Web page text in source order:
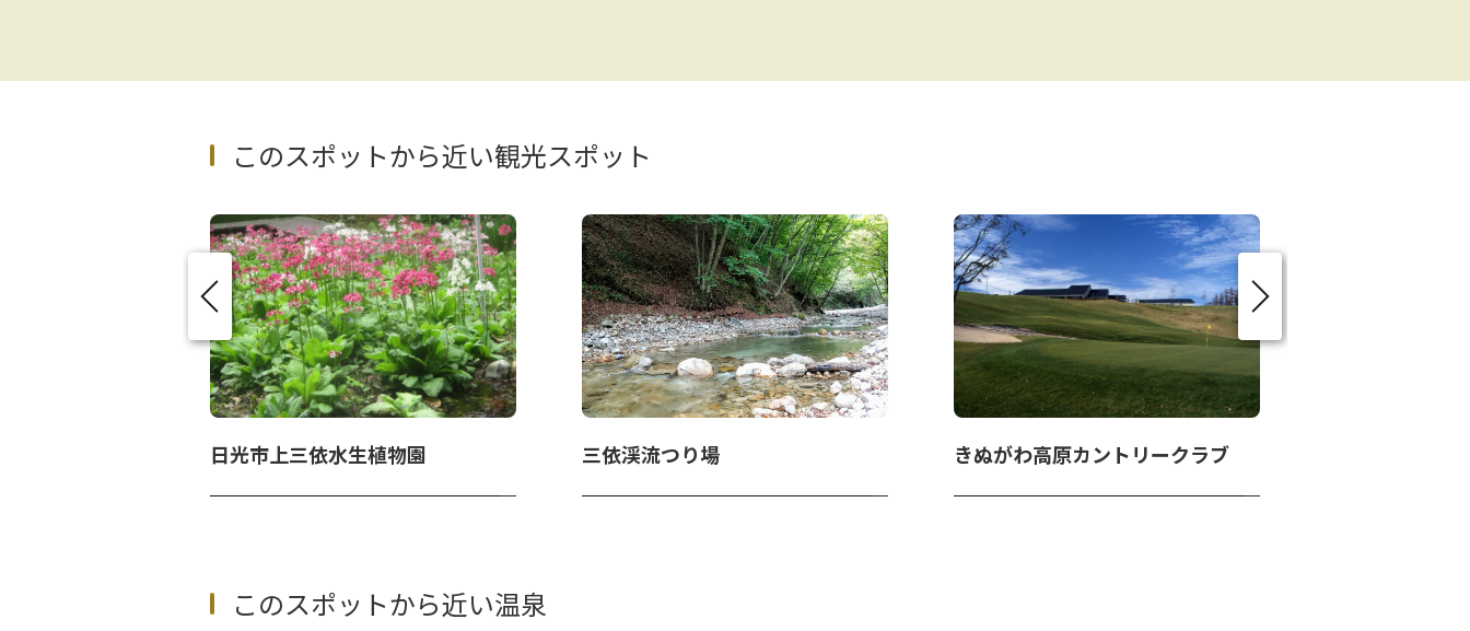
このスポットから近い観光スポット
日光市上三依水生植物園 三依渓流つり場 きぬがわ高原カントリークラブ
このスポットから近い温泉